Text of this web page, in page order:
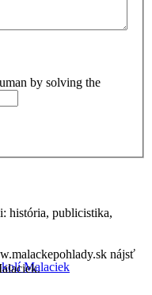
Malaciek
by solving the
história, publicistika,
nájsť